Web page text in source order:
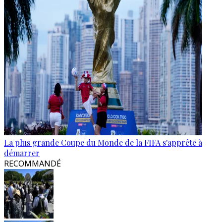
La plus grande Coupe du Monde de la FIFA s'apprête à
démarrer
RECOMMANDÉ